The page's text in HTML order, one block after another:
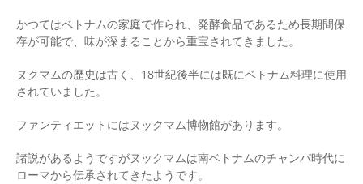
かつてはベトナムの家庭で作られ、発酵食品であるため長期間保
存が可能で、味が深まることから重宝されてきました。
ヌクマムの歴史は古く、18世紀後半には既にベトナム料理に使用
されていました。
ファンティエットにはヌックマム博物館があります。
諸説があるようですがヌックマムは南ベトナムのチャンパ時代に
ローマから伝承されてきたようです。